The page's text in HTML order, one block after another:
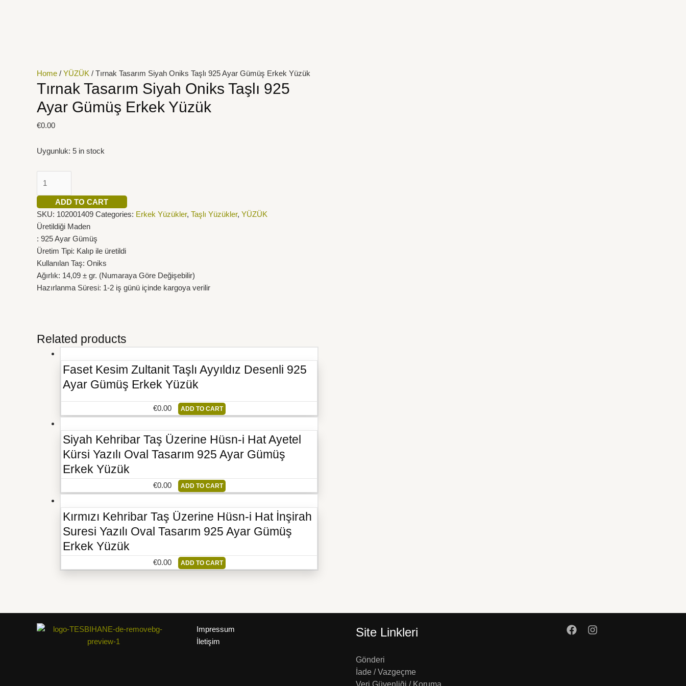
Home / YÜZÜK / Tırnak Tasarım Siyah Oniks Taşlı 925 Ayar Gümüş Erkek Yüzük
Tırnak Tasarım Siyah Oniks Taşlı 925
Ayar Gümüş Erkek Yüzük
€0.00
Uygunluk: 5 in stock
Ayar
Gümüş
Erkek
Yüzük
quantity
ADD TO CART
SKU: 102001409 Categories: Erkek Yüzükler, Taşlı Yüzükler, YÜZÜK
Üretildiği Maden
: 925 Ayar Gümüş
Üretim Tipi: Kalıp ile üretildi
Kullanılan Taş: Oniks
Ağırlık: 14,09 ± gr. (Numaraya Göre Değişebilir)
Hazırlanma Süresi: 1-2 iş günü içinde kargoya verilir
Related products
Faset Kesim Zultanit Taşlı Ayyıldız Desenli 925
Ayar Gümüş Erkek Yüzük
€0.00 ADD TO CART
Siyah Kehribar Taş Üzerine Hüsn-i Hat Ayetel
Kürsi Yazılı Oval Tasarım 925 Ayar Gümüş
Erkek Yüzük
€0.00 ADD TO CART
Kırmızı Kehribar Taş Üzerine Hüsn-i Hat İnşirah
Suresi Yazılı Oval Tasarım 925 Ayar Gümüş
Erkek Yüzük
€0.00 ADD TO CART
Impressum
İletişim
Site Linkleri
Gönderi
İade / Vazgeçme